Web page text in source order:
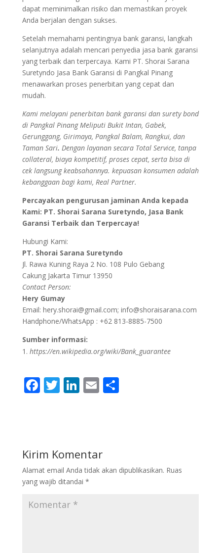
dapat meminimalkan risiko dan memastikan proyek
Anda berjalan dengan sukses.
Setelah memahami pentingnya bank garansi, langkah
selanjutnya adalah mencari penyedia jasa bank garansi
yang terbaik dan terpercaya. Kami PT. Shorai Sarana
Suretyndo Jasa Bank Garansi di Pangkal Pinang
menawarkan proses penerbitan yang cepat dan
mudah.
Kami melayani penerbitan bank garansi dan surety bond
di Pangkal Pinang Meliputi Bukit Intan, Gabek,
Gerunggang, Girimaya, Pangkal Balam, Rangkui, dan
Taman Sari. Dengan layanan secara Total Service, tanpa
collateral, biaya kompetitif, proses cepat, serta bisa di
cek langsung keabsahannya. kepuasan konsumen adalah
kebanggaan bagi kami, Real Partner.
Percayakan pengurusan jaminan Anda kepada
Kami: PT. Shorai Sarana Suretyndo, Jasa Bank
Garansi Terbaik dan Terpercaya!
Hubungi Kami:
PT. Shorai Sarana Suretyndo
Jl. Rawa Kuning Raya 2 No. 108 Pulo Gebang
Cakung Jakarta Timur 13950
Contact Person:
Hery Gumay
Email: hery.shorai@gmail.com; info@shoraisarana.com
Handphone/WhatsApp : +62 813-8885-7500
Sumber informasi:
https://en.wikipedia.org/wiki/Bank_guarantee
F
o
o
k
T Li
dI
n
E S
Kirim Komentar
Alamat email Anda tidak akan dipublikasikan. Ruas
yang wajib ditandai *